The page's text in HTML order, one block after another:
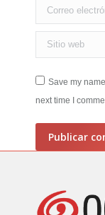
Correo
Sitio web
Save my
next time I
Publicar